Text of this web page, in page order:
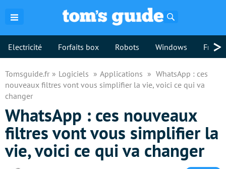
Electricité Forfaits box Robots Windows >
Tomsguide.fr Logiciels Applications
WhatsApp : ces
nouveaux filtres vont vous simplifier la vie, voici ce qui va
changer
WhatsApp : ces nouveaux
filtres vont vous simplifier la
vie, voici ce qui va changer